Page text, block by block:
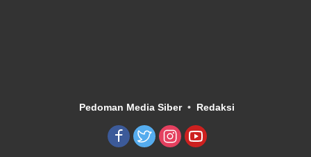
Pedoman Media Siber Redaksi